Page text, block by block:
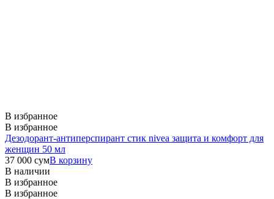
В избранное
В избранное
Дезодорант-антиперспирант стик nivea защита и комфорт для
женщин 50 мл
37 000 сумВ корзину
В наличии
В избранное
В избранное